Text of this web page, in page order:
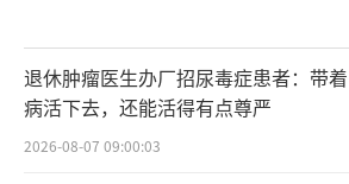
退休肿瘤医生办厂招尿毒症患者：带着
病活下去，还能活得有点尊严
2026-08-07 09:00:03